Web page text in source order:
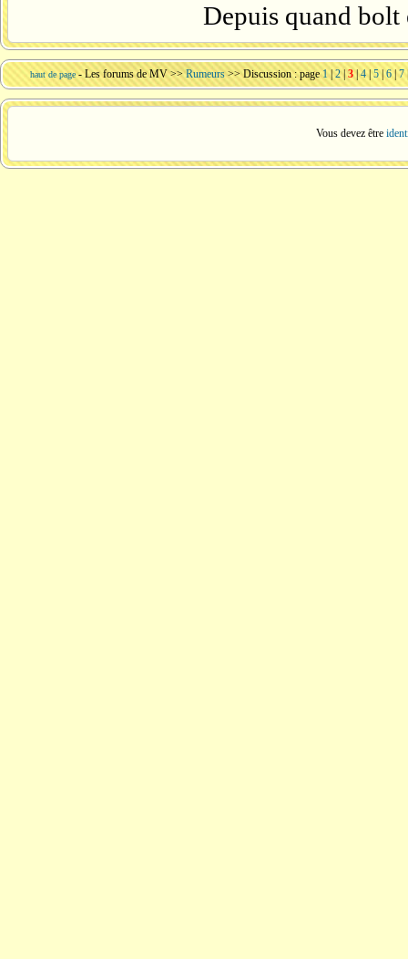
Depuis quand bolt
haut de page -Les forums de MV>>Rumeurs >> Discussion : page1|2|3 |4 |5|6 |7
Vous devez être